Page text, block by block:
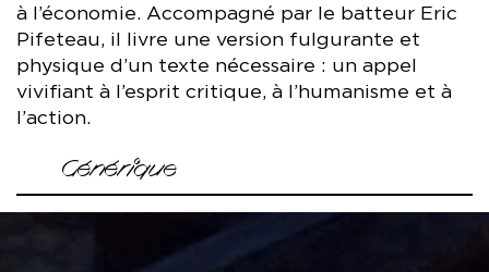
à l’économie. Accompagné par le batteur Eric
Pifeteau, il livre une version fulgurante et
physique d’un texte nécessaire : un appel
vivifiant à l’esprit critique, à l’humanisme et à
l’action.
Générique